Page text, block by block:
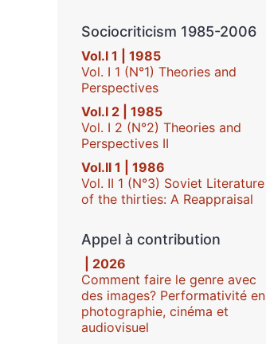
Sociocriticism 1985-2006
Vol.I 1 | 1985
Vol. I 1 (N°1) Theories and
Perspectives
Vol.I 2 | 1985
Vol. I 2 (N°2) Theories and
Perspectives II
Vol.II 1 | 1986
Vol. II 1 (N°3) Soviet Literature
of the thirties: A Reappraisal
Appel à contribution
| 2026
Comment faire le genre avec
des images? Performativité en
photographie, cinéma et
audiovisuel